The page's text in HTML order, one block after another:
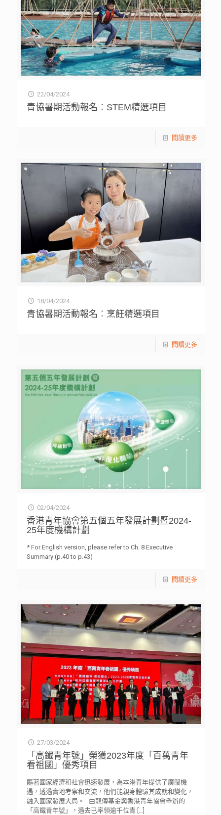
22/04/2024
青協暑期活動報名︰STEM精選項目
閱讀更多
18/04/2024
青協暑期活動報名︰烹飪精選項目
閱讀更多
02/04/2024
香港青年協會第五個五年發展計劃暨2024-
25年度機構計劃
* For English version, please refer to Ch. 8 Executive
Summary (p.40 to p.43)
閱讀更多
27/03/2024
「高鐵青年號」榮獲2023年度「百萬青年
看祖國」優秀項目
隨著國家經濟和社會迅速發展，為本港青年提供了廣闊機
遇，透過實地考察和交流，他們能親身體驗其成就和變化，
融入國家發展大局。 由龍傳基金與香港青年協會舉辦的
「高鐵青年號」，過去已率領逾千位青[…]